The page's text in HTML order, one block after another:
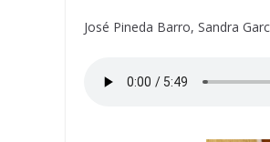
José Pineda Barro, Sandra